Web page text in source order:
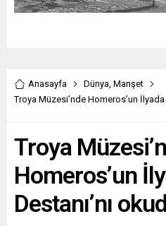
Anasayfa Dünya, Manşet
Troya Müzesi’nde Homeros’un İlyada
Troya
Homeros’un
Destanı’nı